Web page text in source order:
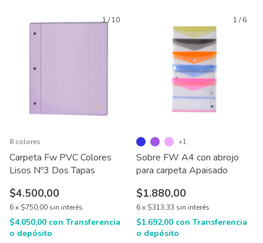
1/10
Carpeta Fw PVC Colores
Lisos Nº3 Dos Tapas
$4.500,00
6x $750,00 sin interés
$4.050,00 con Transferencia
o depósito
8 colores
1 /6
Sobre FW A4 con abrojo
para carpeta Apaisado
$1.880,00
6x $313,33 sin interés
$1.692,00 con Transferencia
o depósito
+1